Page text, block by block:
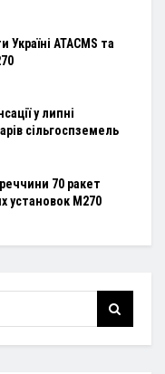
ATACMS та
у липні
сільгоспземель
70 ракет
установок M270